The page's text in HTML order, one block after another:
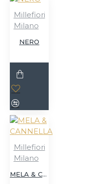
Millefiori
Milano
NERO
Millefiori
Milano
MELA & CANNELLA